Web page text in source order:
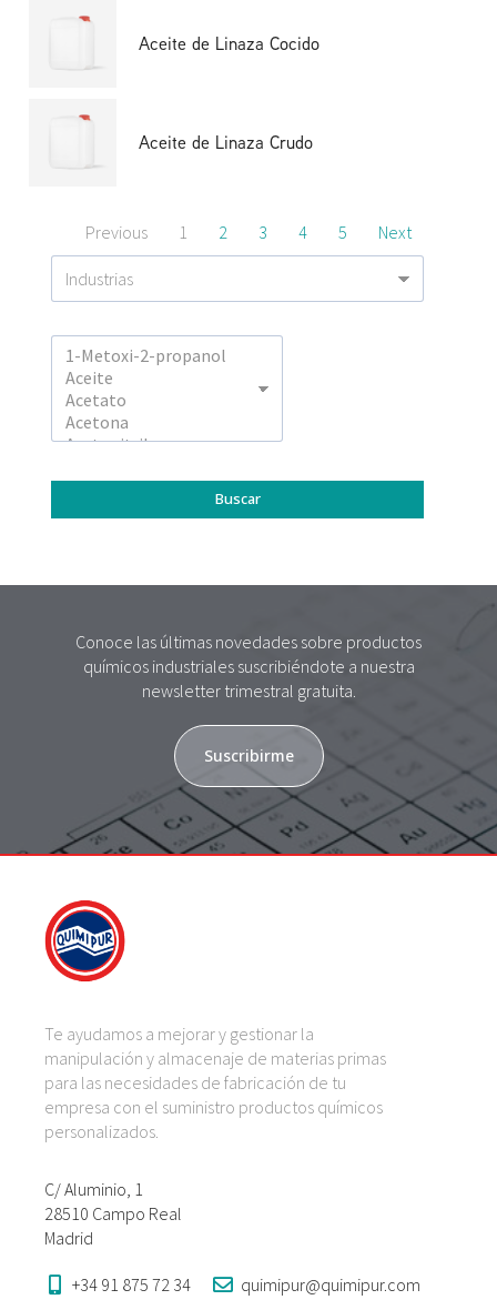
Aceite de Linaza Cocido
Aceite de Linaza Crudo
Previous 1 2 3 4 5 Next
Conoce las últimas novedades sobre productos
químicos industriales suscribiéndote a nuestra
newsletter trimestral gratuita.
Suscribirme
Te ayudamos a mejorar y gestionar la
manipulación y almacenaje de materias primas
para las necesidades de fabricación de tu
empresa con el suministro productos químicos
personalizados.
C/ Aluminio, 1
28510 Campo Real
Madrid
+34 91 875 72 34 quimipur@quimipur.com